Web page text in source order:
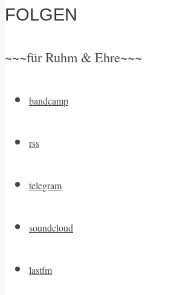
FOLGEN
~~~für Ruhm & Ehre~~~
bandcamp
rss
telegram
soundcloud
lastfm